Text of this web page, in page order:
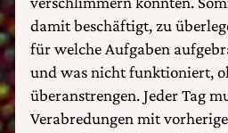
damit beschäftigt, zu
für welche Aufgaben
und was nicht funktioniert,
überanstrengen. Jeder Tag
Verabredungen mit